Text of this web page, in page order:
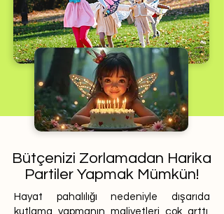
Bütçenizi Zorlamadan Harika
Partiler Yapmak Mümkün!
Hayat pahalılığı nedeniyle dışarıda
kutlama yapmanın maliyetleri çok arttı.